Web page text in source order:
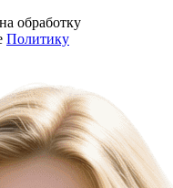
обработку
Политику